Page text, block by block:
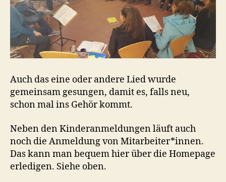
Auch das eine oder andere Lied wurde
gemeinsam gesungen, damit es, falls neu,
schon mal ins Gehör kommt.
Neben den Kinderanmeldungen läuft auch
noch die Anmeldung von Mitarbeiter*innen.
Das kann man bequem hier über die Homepage
erledigen. Siehe oben.